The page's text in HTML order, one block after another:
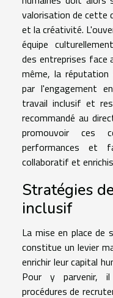
valorisation de cette
et la créativité.
équipe
des entreprises face
même, la
par l'engagement
travail inclusif et
recommandé au
promouvoir ces
performances et
collaboratif et
Stratégies
inclusif
La mise en place de
constitue un levier
enrichir leur capital
Pour y parvenir,
procédures de